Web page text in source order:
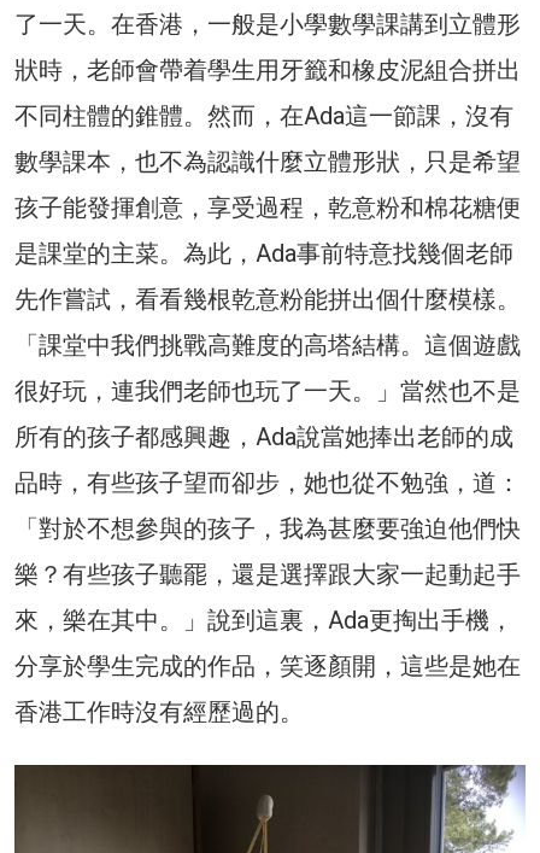
了一天。在香港，一般是小學數學課講到立體形
狀時，老師會帶着學生用牙籤和橡皮泥組合拼出
不同柱體的錐體。然而，在Ada這一節課，沒有
數學課本，也不為認識什麼立體形狀，只是希望
孩子能發揮創意，享受過程，乾意粉和棉花糖便
是課堂的主菜。為此，Ada事前特意找幾個老師
先作嘗試，看看幾根乾意粉能拼出個什麼模樣。
「課堂中我們挑戰高難度的高塔結構。這個遊戲
很好玩，連我們老師也玩了一天。」當然也不是
所有的孩子都感興趣，Ada說當她捧出老師的成
品時，有些孩子望而卻步，她也從不勉強，道：
「對於不想參與的孩子，我為甚麼要強迫他們快
樂？有些孩子聽罷，還是選擇跟大家一起動起手
來，樂在其中。」說到這裏，Ada更掏出手機，
分享於學生完成的作品，笑逐顏開，這些是她在
香港工作時沒有經歷過的。